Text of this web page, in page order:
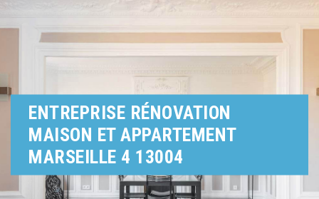
ENTREPRISE RÉNOVATION
MAISON ET APPARTEMENT
MARSEILLE 4 13004